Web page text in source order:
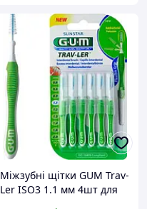
Міжзубні щітки GUM Trav-
Ler ISO3 1.1 мм 4шт для